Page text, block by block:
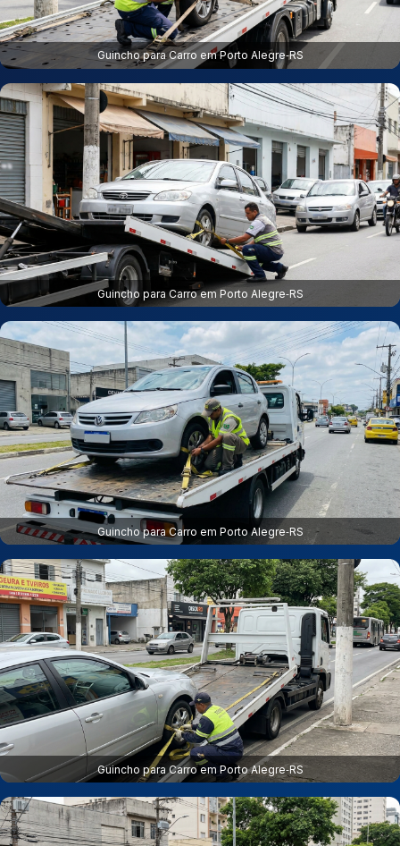
Guincho para Carro em Porto Alegre‑RS
Guincho para Carro em Porto Alegre‑RS
Guincho para Carro em Porto Alegre‑RS
Guincho para Carro em Porto Alegre‑RS